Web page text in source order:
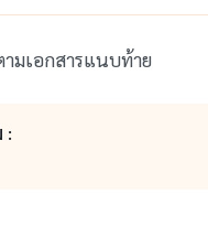
ามเอกสารแนบท้าย
: